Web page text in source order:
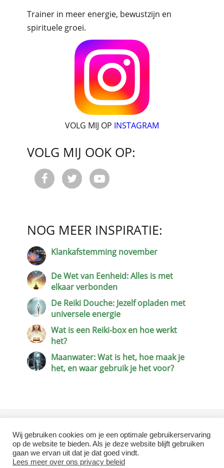
Trainer in meer energie, bewustzijn en
spirituele groei.
VOLG MIJ OP INSTAGRAM
VOLG MIJ OOK OP:
  
NOG MEER INSPIRATIE:
Klankafstemming november
De Wet van Eenheid: Alles is met
elkaar verbonden
De Reiki Douche: Jezelf opladen met
universele energie
Wat is een Reiki-box en hoe werkt
het?
Maanwater: Wat is het, hoe maak je
het, en waar gebruik je het voor?
Terug naar de homepagina
Copyright 2026 by Reiki 1-2-3 cursus.
Wij gebruiken cookies om je een optimale gebruikerservaring
op de website te bieden. Als je deze website blijft gebruiken
gaan we ervan uit dat je dat goed vindt.
Lees meer over ons privacy beleid